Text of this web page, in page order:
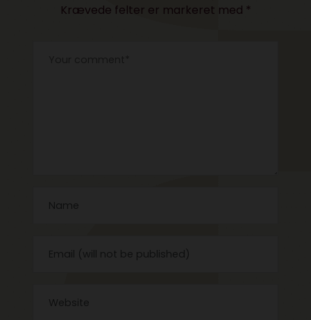
Krævede felter er markeret med *